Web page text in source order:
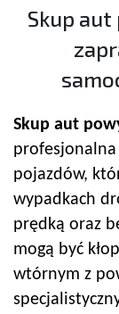
Skup
Skup aut
profesjonalna
pojazdów,
wypadkach
prędką oraz
mogą być
wtórnym z